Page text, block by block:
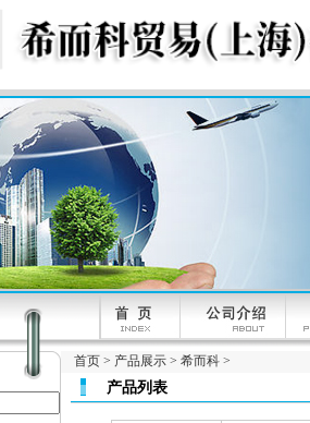
首页 > 产品展示 > 希而科 >
产品列表